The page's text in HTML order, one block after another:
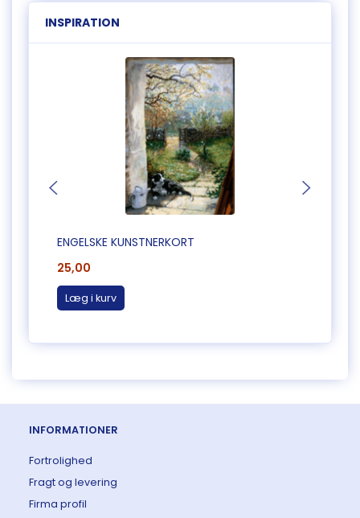
INSPIRATION
ENGELSKE KUNSTNERKORT
25,00
Læg i kurv
INFORMATIONER
Fortrolighed
Fragt og levering
Firma profil